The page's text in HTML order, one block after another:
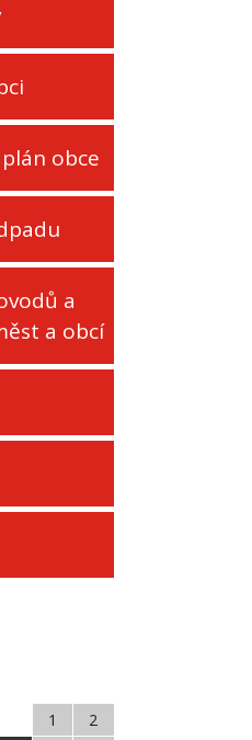
obce
a
a obcí
1
2